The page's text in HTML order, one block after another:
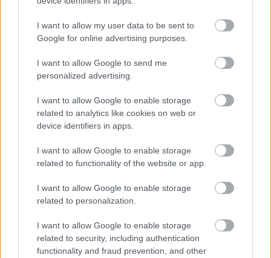
I want to allow my user data to be sent to
Google for online advertising purposes.
I want to allow Google to send me
personalized advertising.
I want to allow Google to enable storage
related to analytics like cookies on web or
device identifiers in apps.
I want to allow Google to enable storage
related to functionality of the website or app.
I want to allow Google to enable storage
related to personalization.
I want to allow Google to enable storage
related to security, including authentication
functionality and fraud prevention, and other
Meccs Center
Paris Saint-Germain
Manchester United
Felkészülési szezon 4. mérkőzés
Nya Ullevi, Göteborg
Leeds Unitedvs Manchester United2026-08-12 20:30
ELŐZŐ MÉRKŐZÉSEK